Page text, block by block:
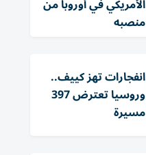
الأمريكي في أوروبا من
منصبه
انفجارات تهز كييف..
وروسيا تعترض 397
مسيرة